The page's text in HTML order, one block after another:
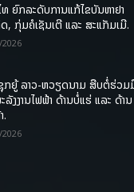
ທ ຍົກລະດັບການແກ້ໄຂບັນຫາຢາ
, ກຸ່ມຄໍເຊັນເຕີ ແລະ ສະແກັມເມີ.
ກຍູ້ ລາວ-ຫວຽດນາມ ສືບຕໍ່ຮ່ວມ
ລັງງານໄຟຟ້າ ດ້ານບໍ່ແຮ່ ແລະ ດ້ານ
.